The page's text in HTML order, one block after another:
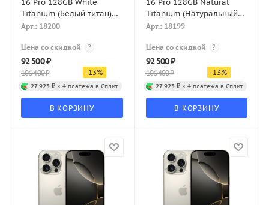
16 Pro 128GB White
Titanium (Белый титан)
eSIM
Арт.: 18200
Цена со скидкой ?
92 500₽
106 400₽ -13%
27 923 ₽ × 4 платежа в Сплит
В КОРЗИНУ
16 Pro 128GB Natural
Titanium (Натуральный
титан) eSIM
Арт.: 18199
Цена со скидкой ?
92 500₽
106 400₽ -13%
27 923 ₽× 4 платежа в Сплит
В КОРЗИНУ